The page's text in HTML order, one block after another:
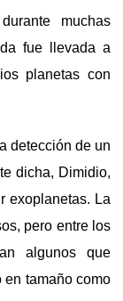
muchas
fue llevada a
planetas con
detección de un
dicha, Dimidio,
exoplanetas. La
pero entre los
algunos que
en tamaño como